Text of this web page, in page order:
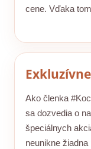
cene. Vďaka
Ako členka
sa dozvedia o
špeciálnych
neunikne